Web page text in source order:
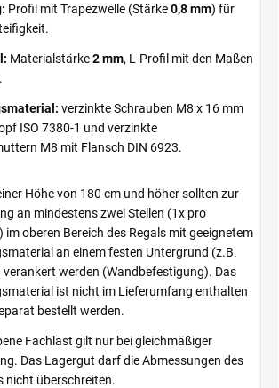
Profil mit Trapezwelle (Stärke0,8 mm) für
Materialstärke2 mm, L-Profil mit den Maßen
verzinkte Schrauben M8 x 16 mm
ISO 7380-1 und verzinkte
M8 mit Flansch DIN 6923.
Höhe von 180 cm und höher sollten zur
an mindestens zwei Stellen (1x pro
im oberen Bereich des Regals mit geeignetem
an einem festen Untergrund (z.B.
verankert werden (Wandbefestigung). Das
ist nicht im Lieferumfang enthalten
bestellt werden.
Fachlast gilt nur bei gleichmäßiger
Das Lagergut darf die Abmessungen des
nicht überschreiten.